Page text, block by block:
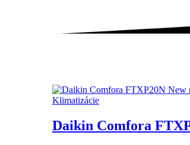
Klimatizácie
Daikin Comfora